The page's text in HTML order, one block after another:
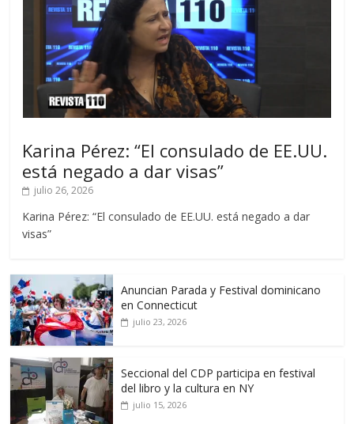
Karina Pérez: “El consulado de EE.UU.
está negado a dar visas”
julio 26, 2026
Karina Pérez: “El consulado de EE.UU. está negado a dar
visas”
Anuncian Parada y Festival dominicano
en Connecticut
julio 23, 2026
Seccional del CDP participa en festival
del libro y la cultura en NY
julio 15, 2026